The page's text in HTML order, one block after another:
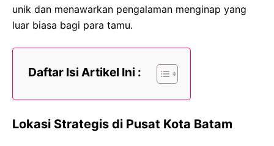
unik dan menawarkan pengalaman menginap yang
luar biasa bagi para tamu.
Daftar Isi Artikel Ini :
Lokasi Strategis di Pusat Kota Batam